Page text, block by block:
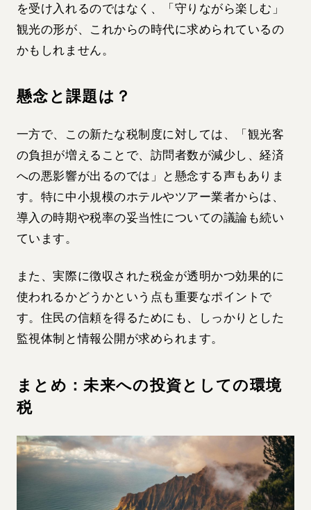
を受け入れるのではなく、「守りながら楽しむ」
観光の形が、これからの時代に求められているの
かもしれません。
懸念と課題は？
一方で、この新たな税制度に対しては、「観光客
の負担が増えることで、訪問者数が減少し、経済
への悪影響が出るのでは」と懸念する声もありま
す。特に中小規模のホテルやツアー業者からは、
導入の時期や税率の妥当性についての議論も続い
ています。
また、実際に徴収された税金が透明かつ効果的に
使われるかどうかという点も重要なポイントで
す。住民の信頼を得るためにも、しっかりとした
監視体制と情報公開が求められます。
まとめ：未来への投資としての環境
税